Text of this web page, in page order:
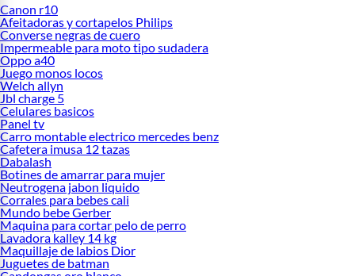
Canon r10
Afeitadoras y cortapelos Philips
Converse negras de cuero
Impermeable para moto tipo sudadera
Oppo a40
Juego monos locos
Welch allyn
Jbl charge 5
Celulares basicos
Panel tv
Carro montable electrico mercedes benz
Cafetera imusa 12 tazas
Dabalash
Botines de amarrar para mujer
Neutrogena jabon liquido
Corrales para bebes cali
Mundo bebe Gerber
Maquina para cortar pelo de perro
Lavadora kalley 14 kg
Maquillaje de labios Dior
Juguetes de batman